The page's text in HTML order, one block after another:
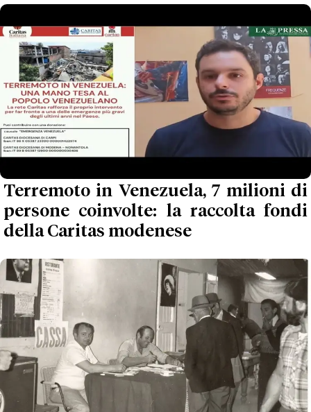
Terremoto in Venezuela, 7 milioni di
persone coinvolte: la raccolta fondi
della Caritas modenese